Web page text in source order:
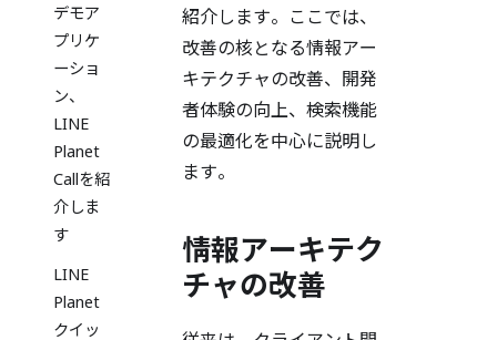
デモア
プリケ
ーショ
ン、
LINE
Planet
Callを紹
介しま
す
LINE
Planet
クイッ
紹介します。ここでは、
改善の核となる情報アー
キテクチャの改善、開発
者体験の向上、検索機能
の最適化を中心に説明し
ます。
情報アーキテク
チャの改善